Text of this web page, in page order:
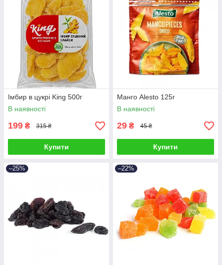
Імбир в цукрі King 500г
В наявності
199 ₴ 315 ₴
Купити
Манго Alesto 125г
В наявності
29 ₴ 45 ₴
Купити
–25% –22%